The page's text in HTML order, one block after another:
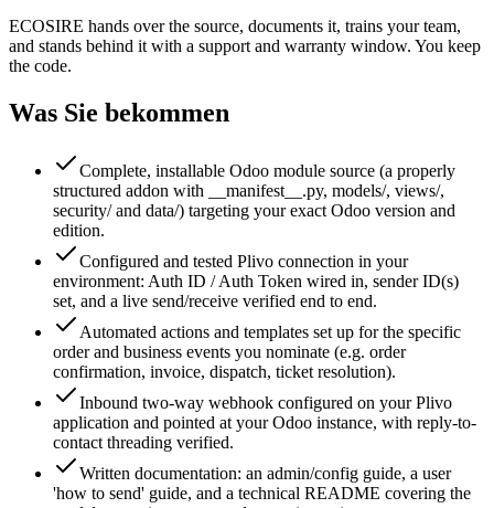
ECOSIRE hands over the source, documents it, trains your team,
and stands behind it with a support and warranty window. You keep
the code.
Was Sie bekommen
Complete, installable Odoo module source (a properly
structured addon with __manifest__.py, models/, views/,
security/ and data/) targeting your exact Odoo version and
edition.
Configured and tested Plivo connection in your
environment: Auth ID / Auth Token wired in, sender ID(s)
set, and a live send/receive verified end to end.
Automated actions and templates set up for the specific
order and business events you nominate (e.g. order
confirmation, invoice, dispatch, ticket resolution).
Inbound two-way webhook configured on your Plivo
application and pointed at your Odoo instance, with reply-to-
contact threading verified.
Written documentation: an admin/config guide, a user
'how to send' guide, and a technical README covering the